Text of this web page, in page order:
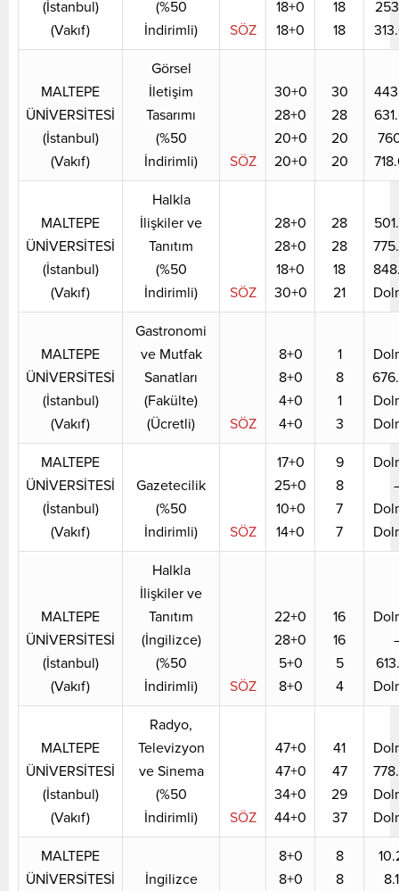
(İstanbul)
(Vakıf)
(%50
İndirimli)
SÖZ
18+0
18+0
18
18
MALTEPE
ÜNİVERSİTESİ
(İstanbul)
(Vakıf)
Görsel
İletişim
Tasarımı
(%50
İndirimli)
SÖZ
30+0
28+0
20+0
20+0
30
28
20
20
MALTEPE
ÜNİVERSİTESİ
(İstanbul)
(Vakıf)
Halkla
İlişkiler ve
Tanıtım
(%50
İndirimli)
SÖZ
28+0
28+0
18+0
30+0
28
28
18
21
MALTEPE
ÜNİVERSİTESİ
(İstanbul)
(Vakıf)
Gastronomi
ve Mutfak
Sanatları
(Fakülte)
(Ücretli)
SÖZ
8+0
8+0
4+0
4+0
1
8
1
3
MALTEPE
ÜNİVERSİTESİ
(İstanbul)
(Vakıf)
Gazetecilik
(%50
İndirimli)
SÖZ
17+0
25+0
10+0
14+0
9
8
7
7
MALTEPE
ÜNİVERSİTESİ
(İstanbul)
(Vakıf)
Halkla
İlişkiler ve
Tanıtım
(İngilizce)
(%50
İndirimli)
SÖZ
22+0
28+0
5+0
8+0
16
16
5
4
MALTEPE
ÜNİVERSİTESİ
(İstanbul)
(Vakıf)
Radyo,
Televizyon
ve Sinema
(%50
İndirimli)
SÖZ
47+0
47+0
34+0
44+0
41
47
29
37
MALTEPE
ÜNİVERSİTESİ
İngilizce
8+0
8+0
8
8